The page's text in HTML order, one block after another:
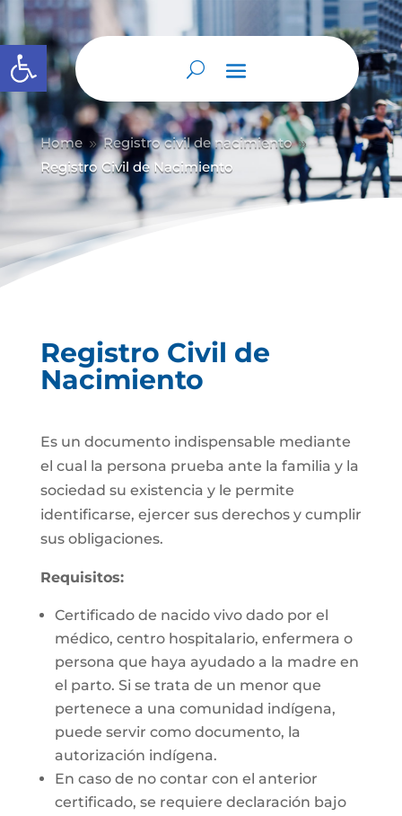
Abrir barra de herramientas
Home 9 Registro civil de nacimiento 9
Registro Civil de Nacimiento
Registro Civil de
Nacimiento
Es un documento indispensable mediante
el cual la persona prueba ante la familia y la
sociedad su existencia y le permite
identificarse, ejercer sus derechos y cumplir
sus obligaciones.
Requisitos:
Certificado de nacido vivo dado por el
médico, centro hospitalario, enfermera o
persona que haya ayudado a la madre en
el parto. Si se trata de un menor que
pertenece a una comunidad indígena,
puede servir como documento, la
autorización indígena.
En caso de no contar con el anterior
certificado, se requiere declaración bajo